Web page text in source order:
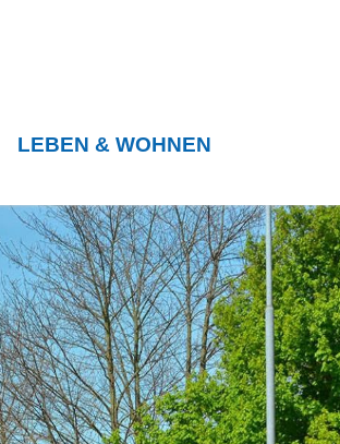
LEBEN & WOHNEN